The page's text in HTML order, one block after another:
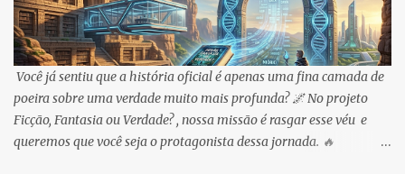
Você já sentiu que a história oficial é apenas uma fina camada de
poeira sobre uma verdade muito mais profunda? 🌌 No projeto
Ficção, Fantasia ou Verdade? , nossa missão é rasgar esse véu e
queremos que você seja o protagonista dessa jornada. 🔥